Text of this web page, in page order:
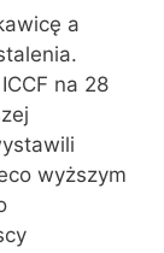
a
na 28
wyższym